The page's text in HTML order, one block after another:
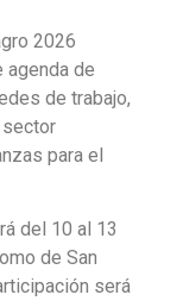
2026
agenda de
de trabajo,
para el
del 10 al 13
de San
será